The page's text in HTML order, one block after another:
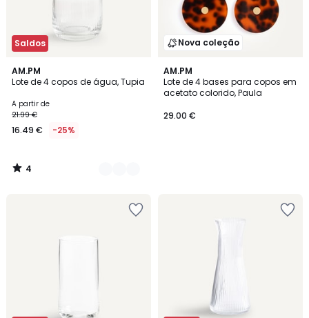
Saldos
AM.PM
Lote de 4 copos de água, Tupia
A partir de
21.99 €
16.49 € -25%
4
/
2
Cores
4
/
Nova coleção
AM.PM
Lote de 4 bases para copos em
acetato colorido, Paula
29.00 €